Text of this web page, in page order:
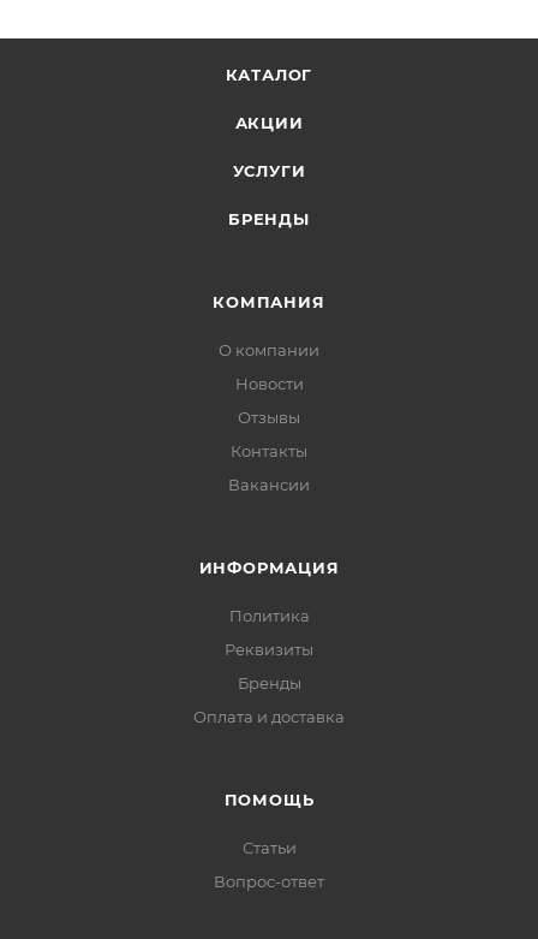
КАТАЛОГ
АКЦИИ
УСЛУГИ
БРЕНДЫ
КОМПАНИЯ
О компании
Новости
Отзывы
Контакты
Вакансии
ИНФОРМАЦИЯ
Политика
Реквизиты
Бренды
Оплата и доставка
ПОМОЩЬ
Статьи
Вопрос-ответ